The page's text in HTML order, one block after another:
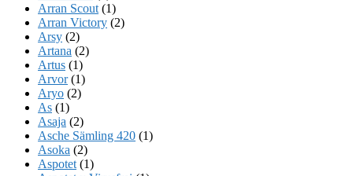
Arran Scout (1)
Arran Victory (2)
Arsy (2)
Artana (2)
Artus (1)
Arvor(1)
Aryo (2)
As (1)
Asaja (2)
Asche Sämling 420 (1)
Asoka (2)
Aspotet (1)